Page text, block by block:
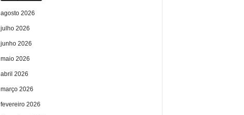
agosto 2026
julho 2026
junho 2026
maio 2026
abril 2026
março 2026
fevereiro 2026